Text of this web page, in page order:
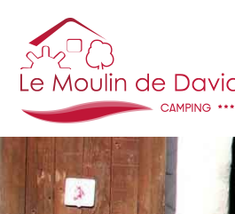
100% VEILIGE BOEKING,